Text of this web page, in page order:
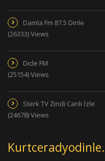
Damla Fm 87.5 Dinle
(26333) Views
Dicle FM
(25154) Views
Sterk TV Zindi Canlı İzle
(24678) Views